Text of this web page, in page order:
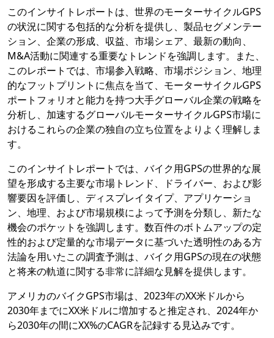
このインサイトレポートは、世界のモーターサイクルGPS
の状況に関する包括的な分析を提供し、製品セグメンテー
ション、企業の形成、収益、市場シェア、最新の動向、
M&A活動に関連する重要なトレンドを強調します。また、
このレポートでは、市場参入戦略、市場ポジション、地理
的なフットプリントに焦点を当て、モーターサイクルGPS
ポートフォリオと能力を持つ大手グローバル企業の戦略を
分析し、加速するグローバルモーターサイクルGPS市場に
おけるこれらの企業の独自の立ち位置をよりよく理解しま
す。
このインサイトレポートでは、バイク用GPSの世界的な展
望を形成する主要な市場トレンド、ドライバー、および影
響要因を評価し、ディスプレイタイプ、アプリケーショ
ン、地理、および市場規模によって予測を分類し、新たな
機会のポケットを強調します。数百件のボトムアップの定
性的および定量的な市場データに基づいた透明性のある方
法論を用いたこの調査予測は、バイク用GPSの現在の状態
と将来の軌道に関する非常に詳細な見解を提供します。
アメリカのバイクGPS市場は、2023年のXX米ドルから
2030年までにXX米ドルに増加すると推定され、2024年か
ら2030年の間にXX%のCAGRを記録する見込みです。